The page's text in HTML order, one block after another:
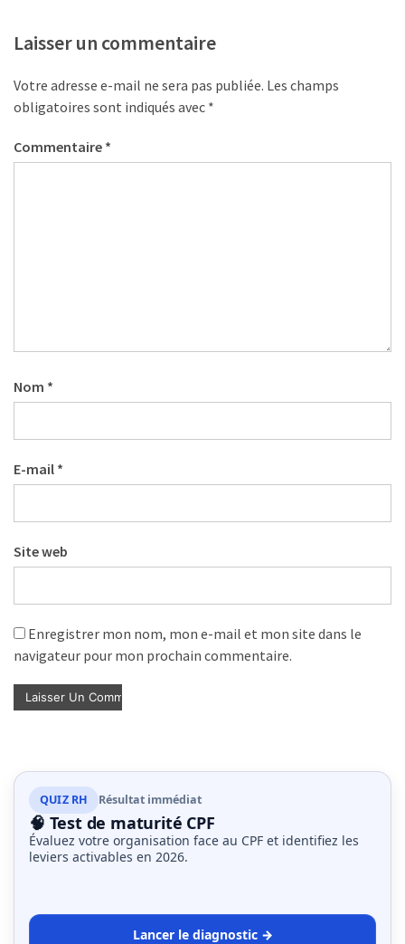
Laisser un commentaire
Votre adresse e-mail ne sera pas publiée. Les champs
obligatoires sont indiqués avec *
Commentaire *
Nom *
E-mail *
Site web
Enregistrer mon nom, mon e-mail et mon site dans le
navigateur pour mon prochain commentaire.
QUIZ RH Résultat immédiat
🧠 Test de maturité CPF
Évaluez votre organisation face au CPF et identifiez les
leviers activables en 2026.
Lancer le diagnostic →